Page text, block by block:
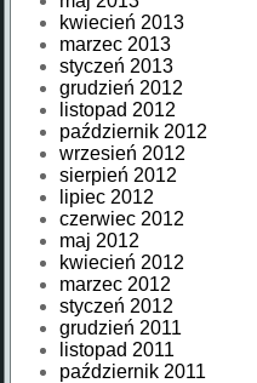
kwiecień 2013
marzec 2013
styczeń 2013
grudzień 2012
listopad 2012
październik 2012
wrzesień 2012
sierpień 2012
lipiec 2012
czerwiec 2012
maj 2012
kwiecień 2012
marzec 2012
styczeń 2012
grudzień 2011
listopad 2011
październik 2011